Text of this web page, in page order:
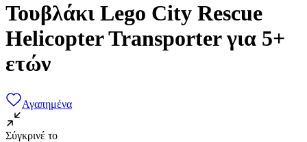
Τουβλάκι Lego City Rescue
Helicopter Transporter για 5+
ετών
Αγαπημένα
Σύγκρινέ το